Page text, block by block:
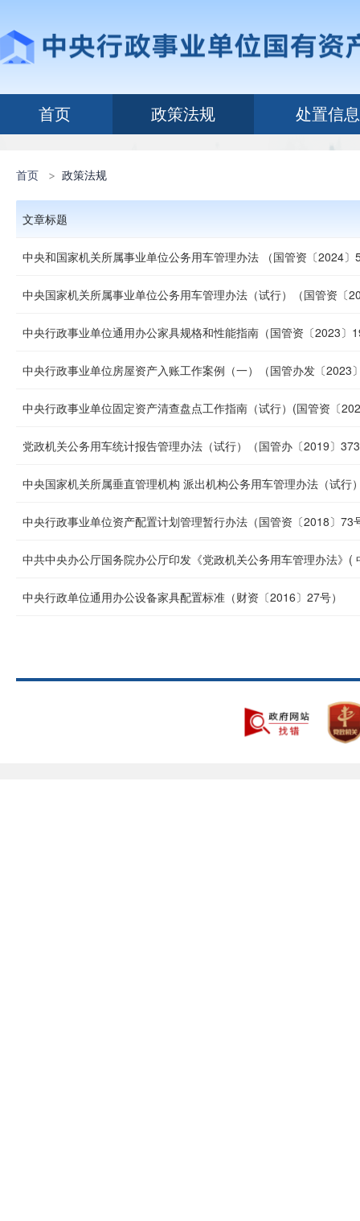
首页 政策法规 处置信
首页 > 政策法规
文章标题
中央和国家机关所属事业单位公务用车管理办法 （国管资〔2024〕
中央国家机关所属事业单位公务用车管理办法（试行）（国管资〔
中央行政事业单位通用办公家具规格和性能指南（国管资〔2023〕
中央行政事业单位房屋资产入账工作案例（一）（国管办发〔2023
中央行政事业单位固定资产清查盘点工作指南（试行）(国管资〔
党政机关公务用车统计报告管理办法（试行）（国管办〔2019〕
中央国家机关所属垂直管理机构 派出机构公务用车管理办法（试行
中央行政事业单位资产配置计划管理暂行办法（国管资〔2018〕73
中共中央办公厅国务院办公厅印发《党政机关公务用车管理办法》(
中央行政单位通用办公设备家具配置标准（财资〔2016〕27号）